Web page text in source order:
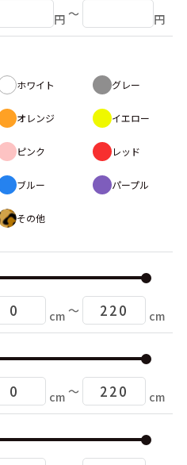
円 〜 円
ホワイト グレー
オレンジ イエロー
ピンク レッド
ブルー パープル
その他
cm 〜 cm
cm 〜 cm